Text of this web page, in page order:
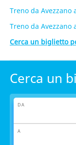
Treno da Avezzano
Treno da Avezzano
Cerca un biglietto
Cerca un
DA
A